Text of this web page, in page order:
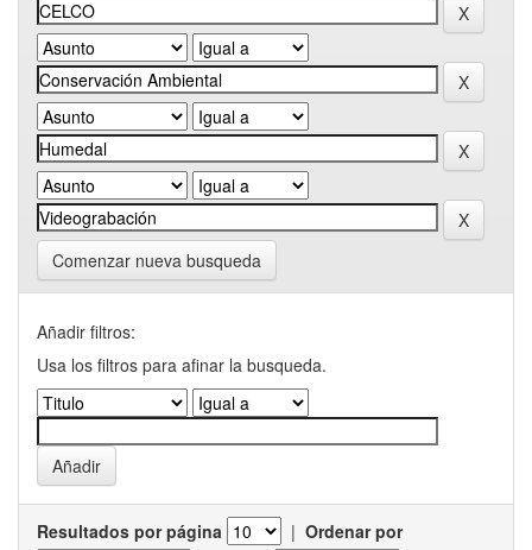
Comenzar nueva busqueda
Añadir filtros:
Usa los filtros para afinar la busqueda.
Resultados por página | Ordenar por